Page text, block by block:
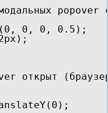
0, 0, 0.5);
открыт